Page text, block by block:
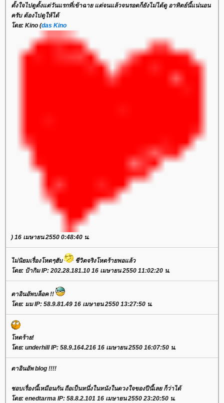
ตั้งใจไปดูตั้งแต่วันแรกที่เข้าฉาย แต่จนแล้วจนรอดก็ยังไม่ได้ดู อาทิตย์นี้แน่นอน
ครับ ต้องไปดูให้ได้
ดย: Kino (das Kino
) 16 เมษายน 2550 0:48:40 น.
ไม่นิยมเรื่องโหดๆฮับ
ชีวิตจริงโหดร้ายพอแล้ว
ดย: ป้ากิม IP: 202.28.181.10 16 เมษายน 2550 11:02:20 น.
ตาอินอัพบล็อค !!
ดย: มม IP: 58.9.81.49 16 เมษายน 2550 13:27:50 น.
หดร้าย!
ดย: underhill IP: 58.9.164.216 16 เมษายน 2550 16:07:50 น.
ตาอินอัพ blog !!!!
ชอบเรื่องนี้เหมือนกัน ถือเป็นหนึ่งในหนังในดวงใจของปีนี้เลย ก็ว่าได้
ดย: enedtarma IP: 58.8.2.101 16 เมษายน 2550 23:20:50 น.